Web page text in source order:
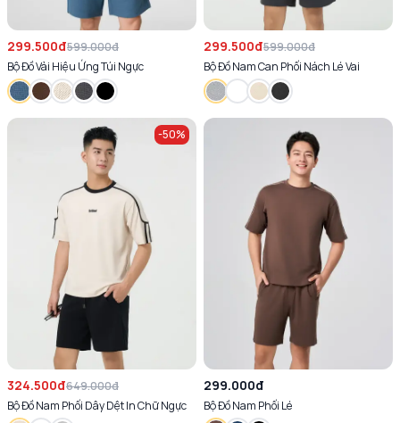
299.500đ599.000đ
Bộ Đồ Vải Hiệu Ứng Túi Ngực
299.500đ599.000đ
Bộ Đồ Nam Can Phối Nách Lé Vai
-50%
324.500đ649.000đ
Bộ Đồ Nam Phối Dây Dệt In Chữ Ngực
299.000đ
Bộ Đồ Nam Phối Lé